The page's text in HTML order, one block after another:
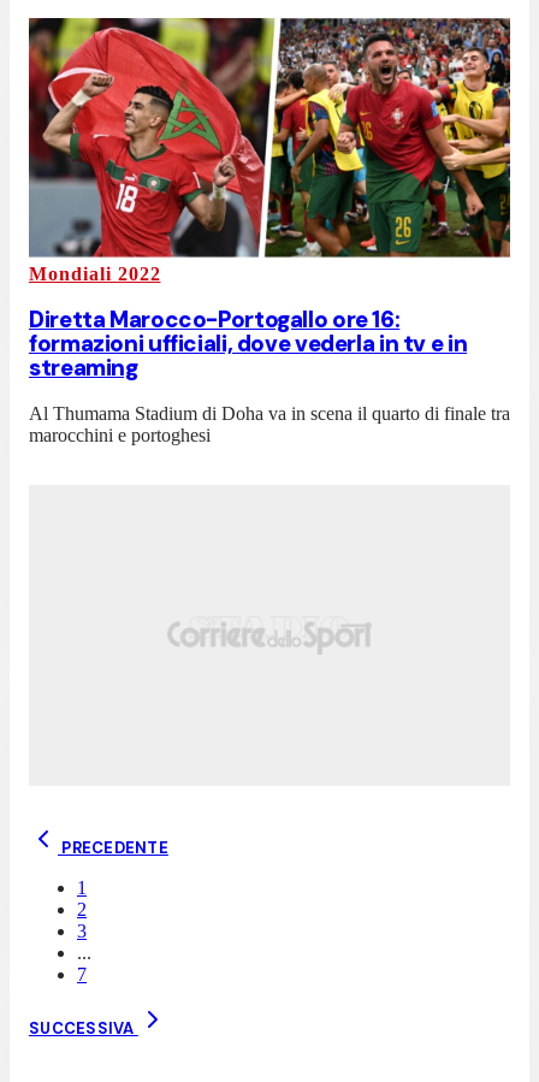
Mondiali 2022
Diretta Marocco-Portogallo ore 16:
formazioni ufficiali, dove vederla in tv e in
streaming
Al Thumama Stadium di Doha va in scena il quarto di finale tra
marocchini e portoghesi
PRECEDENTE
1
2
3
...
7
SUCCESSIVA